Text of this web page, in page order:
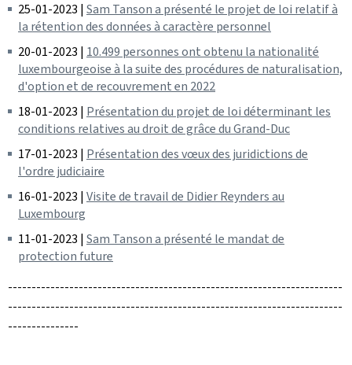
25-01-2023 |Sam Tanson a présenté le projet de loi relatif à
la rétention des données à caractère personnel
20-01-2023 | 10.499 personnes ont obtenu la nationalité
luxembourgeoise à la suite des procédures de naturalisation,
d'option et de recouvrement en 2022
18-01-2023 | Présentation du projet de loi déterminant les
conditions relatives au droit de grâce du Grand-Duc
17-01-2023 | Présentation des vœux des juridictions de
l'ordre judiciaire
16-01-2023 |Visite de travail de Didier Reynders au
Luxembourg
11-01-2023 |Sam Tanson a présenté le mandat de
protection future
-----------------------------------------------------------------------
-----------------------------------------------------------------------
---------------